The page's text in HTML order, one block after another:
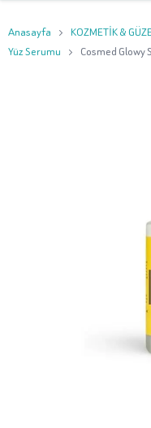
Anasayfa KOZMETİK &
Yüz Serumu
Cosmed Glowy